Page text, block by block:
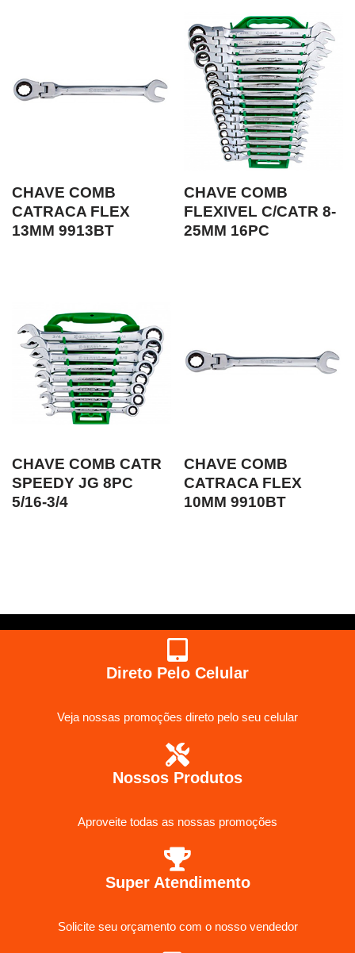
CHAVE COMB
CATRACA FLEX
13MM 9913BT
CHAVE COMB
FLEXIVEL C/CATR 8-
25MM 16PC
CHAVE COMB CATR
SPEEDY JG 8PC
5/16-3/4
CHAVE COMB
CATRACA FLEX
10MM 9910BT
Direto Pelo Celular
Veja nossas promoções direto pelo seu celular
Nossos Produtos
Aproveite todas as nossas promoções
Super Atendimento
Solicite seu orçamento com o nosso vendedor